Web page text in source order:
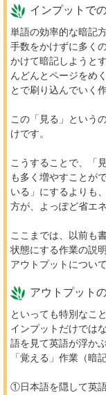
インプットで
単語の効率的な暗記
手数をかけずに多く
かけて暗記しようと
んどんとページをめ
とで刷り込んでいく
この「見る」という
けです。
こうすることで、「
も多く増やすことが
いる」にするよりも
方が、よっぽど省エ
ここまでは、以前も
状態にする作業の説
アウトプットについ
アウトプット
といっても特別なこ
インプットだけでは
語を見て英語が浮か
「覚える」作業（暗
①日本語を隠して英